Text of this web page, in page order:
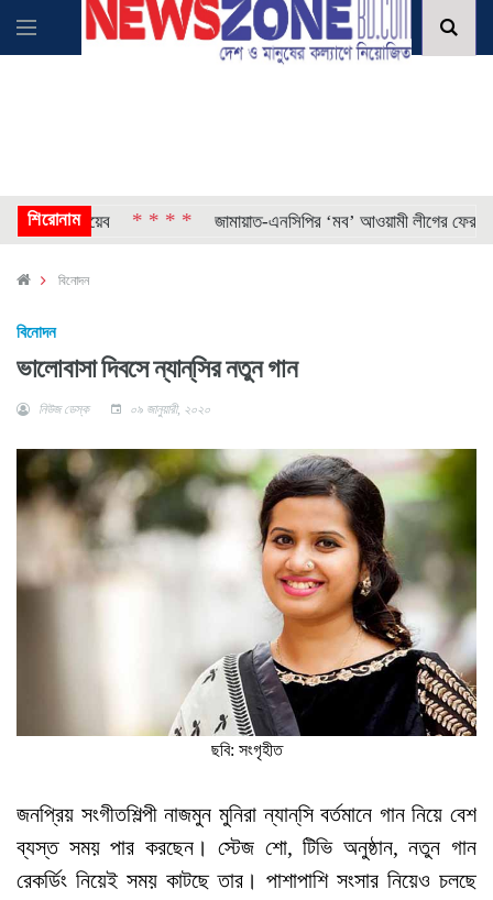
শিরোনাম
শোয়েব * * * * জামায়াত-এনসিপির ‘মব’ আওয়ামী লীগের ফেরার সুযোগ
বিনোদন
বিনোদন
ভালোবাসা দিবসে ন্যান্‌সির নতুন গান
নিউজ ডেস্ক ০৯ জানুয়ারী, ২০২০
ছবি: সংগৃহীত
জনপ্রিয় সংগীতশিল্পী নাজমুন মুনিরা ন্যান্‌সি বর্তমানে গান নিয়ে বেশ
ব্যস্ত সময় পার করছেন। স্টেজ শো, টিভি অনুষ্ঠান, নতুন গান
রেকর্ডিং নিয়েই সময় কাটছে তার। পাশাপাশি সংসার নিয়েও চলছে